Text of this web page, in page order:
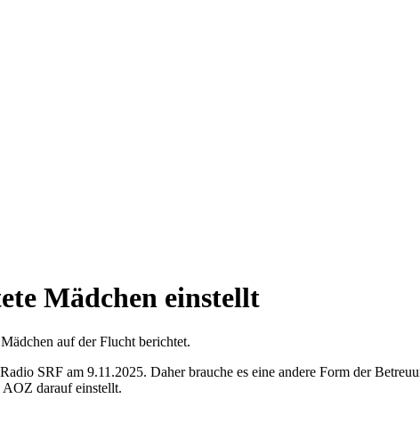
Mädchen einstellt
auf der Flucht berichtet.
SRF am 9.11.2025. Daher brauche es eine andere Form der
AOZ darauf einstellt.